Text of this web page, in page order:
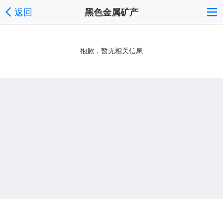
返回 黑色金属矿产
抱歉，暂无相关信息